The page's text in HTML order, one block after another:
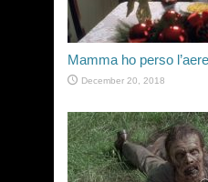
Mamma ho perso
December 20, 2018